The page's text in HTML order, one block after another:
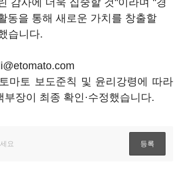
감사에 더욱 집중할 것"이라며 "경
동을 통해 새로운 가치를 창출할
습니다.
마토 보도준칙 및 윤리강령에 따라
부장이 최종 확인·수정했습니다.